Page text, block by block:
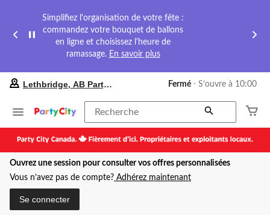
Simplifiez l'organisation de votre fête :
commandez votre bouquet de ballons
en ligne et choisissez l'heure de
ramassage. En savoir plus
préféré
Lethbridge,
Party
City,
courament
Fermé,
Lethbridge, AB Party City Fermé ⋅ S’ouvre à 10:00
Recherche
Ouvrez une session pour consulter vos offres personnalisées
Vous n’avez pas de compte? Adhérez maintenant
Se connecter